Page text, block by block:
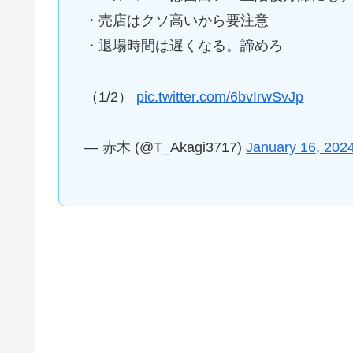
・売店はクソ高いから要注意
・退場時間は遅くなる。諦めろ
（1/2） pic.twitter.com/6bvIrwSvJp
— 赤木 (@T_Akagi3717)January 16,